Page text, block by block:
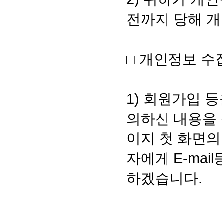
전까지 당해
□ 개인정보 수
1) 회원가입
의하신 내용
이지 첫 화면
자에게 E-mail
하겠습니다.